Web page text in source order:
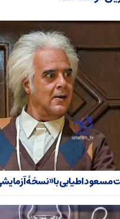
مسعود اطیابی با «نسخهٔ